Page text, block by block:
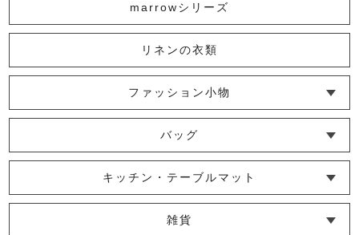
2,420円 (税込)
小紋懐紙入れ
日の出朱印帳ポーチ
(税込)
marrowシリーズ
リネンの衣類
ファッション小物
└ ショール・ストール
└ マスク
└ 靴下・アームカバー
バッグ
└ ポシェット・ショルダーバッグ
└ トートバッグ
└ 巾着バッグ
キッチン・テーブルマット
└ 蚊帳のふきん
└ かっぽう着・エプロン
└ その他キッチン小物
└ コースター
└ ランチョンマット・プレースマット
└ テーブルランナー・テーブルセンター
雑貨